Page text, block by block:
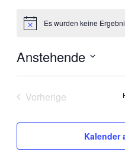
HinweisEs wurden keine
Anstehende
Vorherige
Kalender